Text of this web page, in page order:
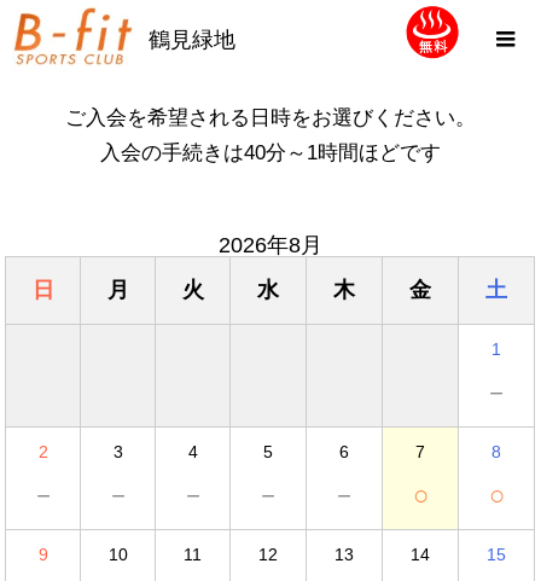
鶴見緑地
ご入会を希望される日時をお選びください。
入会の手続きは40分～1時間ほどです
2026年8月
日
月 火 水 木 金 土
1
－
2
－
3
－
4
－
5
－
6
－
7
○
8
○
9 10 11 12 13 14 15